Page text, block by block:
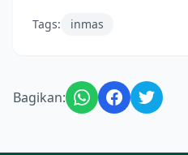
Tags: inmas
Bagikan: